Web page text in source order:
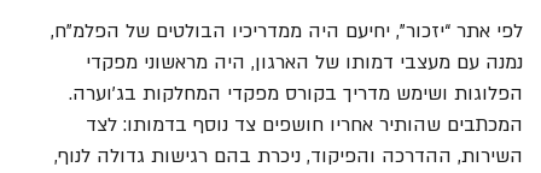
לפי אתר “יזכור”, יחיעם היה ממדריכיו הבולטים של הפלמ"ח,
נמנה עם מעצבי דמותו של הארגון, היה מראשוני מפקדי
הפלוגות ושימש מדריך בקורס מפקדי המחלקות בג'וערה.
המכתבים שהותיר אחריו חושפים צד נוסף בדמותו: לצד
השירות, ההדרכה והפיקוד, ניכרת בהם רגישות גדולה לנוף,